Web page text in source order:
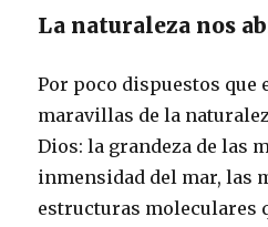
La naturaleza nos
Por poco dispuestos que
maravillas de la
Dios: la grandeza de las
inmensidad del mar, las
estructuras moleculares